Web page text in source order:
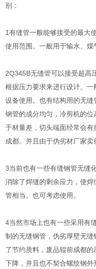
别：
1有缝管一般能够接受的最大
使用范围。一般用于输水、煤
2Q345B无缝管可以接受超高
根据压力要求来进行设计。
设备使用。也有结构用的无
钢管的成分均匀，冷剪机的
于材量差，切头端面经常会
成都。并且由于伪劣材厂家卖
3当前也有一些有缝钢管无缝
消除了焊缝的剩余应力，使
管相当。也可考虑使用。
4当然市场上也有一些采用有
制的无缝钢管，伪劣厚壁无
了节约质料，废品辊前成都
下降，并且也不契合螺纹钢